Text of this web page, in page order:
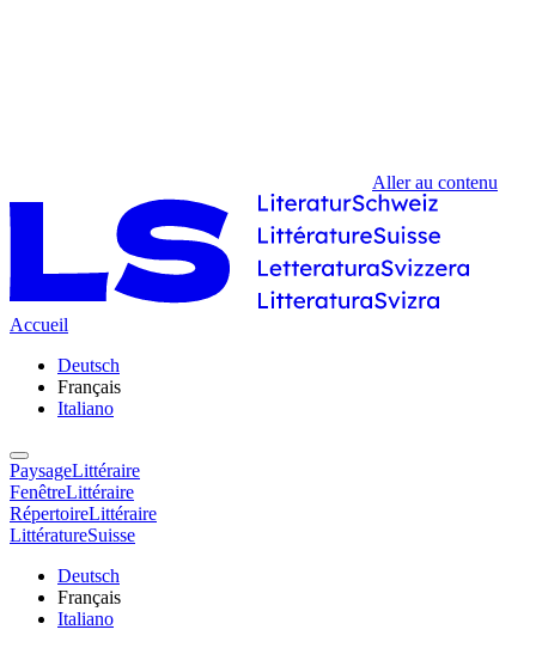
Aller au contenu
Accueil
Deutsch
Français
Italiano
PaysageLittéraire
FenêtreLittéraire
RépertoireLittéraire
LittératureSuisse
Deutsch
Français
Italiano